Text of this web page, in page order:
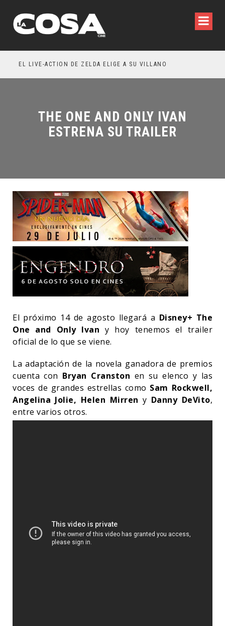
EL LIVE-ACTION DE ZELDA ELIGE A SU VILLANO
THE ONE AND ONLY IVAN
ESTRENA SU TRAILER
El próximo 14 de agosto llegará a Disney+ The
One and Only Ivan y hoy tenemos el trailer
oficial de lo que se viene.
La adaptación de la novela ganadora de premios
cuenta con Bryan Cranston en su elenco y las
voces de grandes estrellas como Sam Rockwell,
Angelina Jolie, Helen Mirren y Danny DeVito,
entre varios otros.